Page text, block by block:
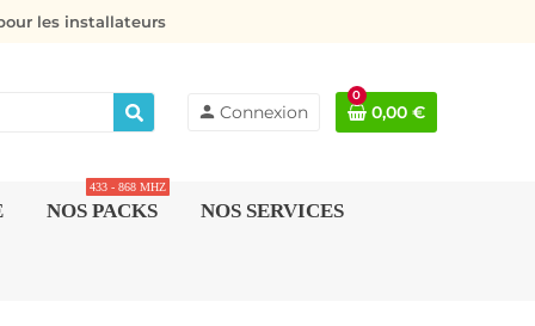
les installateurs
person Connexion
0
0,00 €
NOS PACKS
433 - 868 MHZ
NOS SERVICES